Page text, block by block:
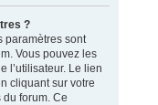
?
paramètres sont
Vous pouvez les
l’utilisateur. Le lien
cliquant sur votre
du forum. Ce